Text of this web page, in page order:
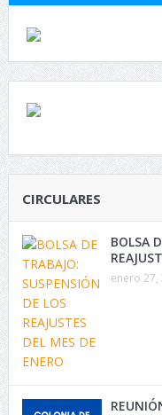
CIRCULARES
BOLSA
enero 27,